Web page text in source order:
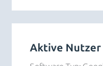
Aktive Nutzer